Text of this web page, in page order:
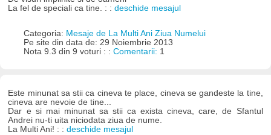
La fel de speciali ca tine. : :deschide mesajul
Categoria: Mesaje de La Multi Ani Ziua Numelui
Pe site din data de: 29 Noiembrie 2013
Nota 9.3 din 9 voturi : : Comentarii: 1
Este minunat sa stii ca cineva te place, cineva se gandeste la tine,
cineva are nevoie de tine...
Dar e si mai minunat sa stii ca exista cineva, care, de Sfantul
Andrei nu-ti uita niciodata ziua de nume.
La Multi Ani! : :deschide mesajul